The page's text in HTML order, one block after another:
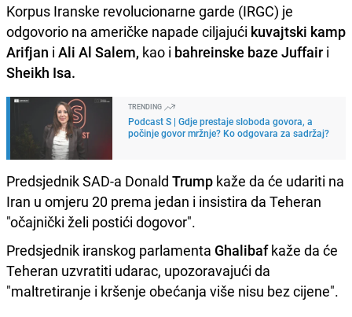
Korpus Iranske revolucionarne garde (IRGC) je
odgovorio na američke napade ciljajući kuvajtski kamp
Arifjan i Ali Al Salem, kao i bahreinske baze Juffair i
Sheikh Isa.
TRENDING
Podcast S | Gdje prestaje sloboda govora, a
počinje govor mržnje? Ko odgovara za sadržaj?
Predsjednik SAD-a Donald Trump kaže da će udariti na
Iran u omjeru 20 prema jedan i insistira da Teheran
"očajnički želi postići dogovor".
Predsjednik iranskog parlamenta Ghalibafkaže da će
Teheran uzvratiti udarac, upozoravajući da
"maltretiranje i kršenje obećanja više nisu bez cijene".